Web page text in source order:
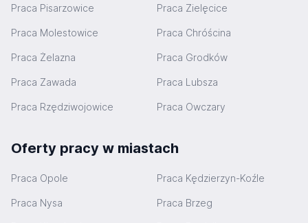
Praca Pisarzowice Praca Zielęcice
Praca Molestowice Praca Chróścina
Praca Żelazna Praca Grodków
Praca Zawada Praca Lubsza
Praca Rzędziwojowice Praca Owczary
Oferty pracy w miastach
Praca Opole Praca Kędzierzyn-Koźle
Praca Nysa Praca Brzeg